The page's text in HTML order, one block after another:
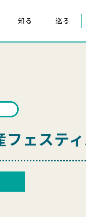
知る
都物語について
イズ de ポスター
巡る
八王子まつり
フェステ